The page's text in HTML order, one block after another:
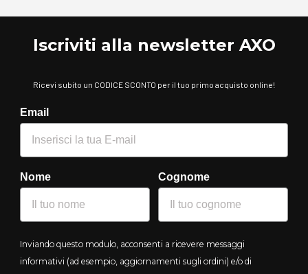
Iscriviti alla newsletter AXO
Ricevi subito un CODICE SCONTO per il tuo primo acquisto online!
Email
Nome Cognome
Inviando questo modulo, acconsenti a ricevere messaggi
informativi (ad esempio, aggiornamenti sugli ordini) e/o di